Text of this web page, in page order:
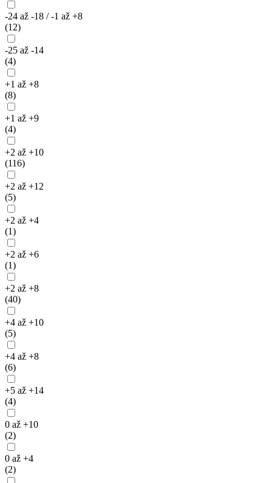
-24 až -18 / -1 až +8
(12)
-25 až -14
(4)
+1 až +8
(8)
+1 až +9
(4)
+2 až +10
(116)
+2 až +12
(5)
+2 až +4
(1)
+2 až +6
(1)
+2 až +8
(40)
+4 až +10
(5)
+4 až +8
(6)
+5 až +14
(4)
0 až +10
(2)
0 až +4
(2)